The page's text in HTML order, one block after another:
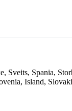
Sveits, Spania,
Island,